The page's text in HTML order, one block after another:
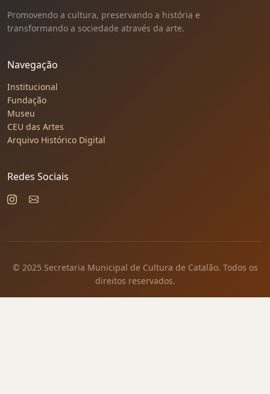
Promovendo a cultura, preservando a história e
transformando a sociedade através da arte.
Navegação
Institucional
Fundação
Museu
CEU das Artes
Arquivo Histórico Digital
Redes Sociais
© 2025 Secretaria Municipal de Cultura de Catalão. Todos os
direitos reservados.